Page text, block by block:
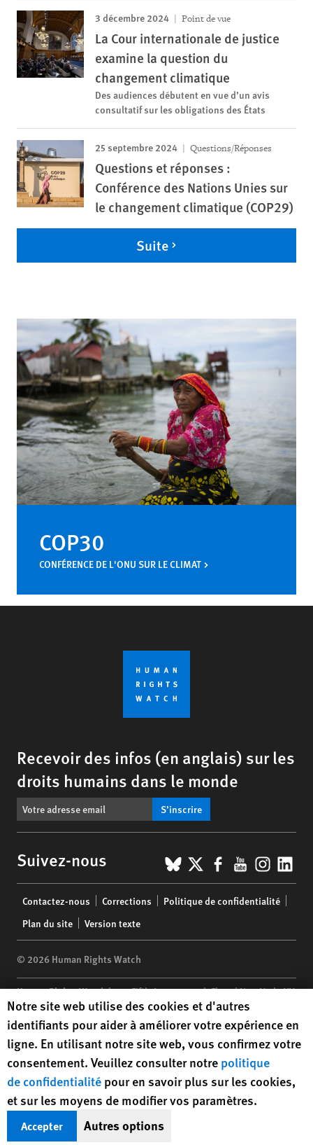
3 décembre 2024 Point de vue
La Cour internationale de justice
examine la question du
changement climatique
Des audiences débutent en vue d’un avis
consultatif sur les obligations des États
25 septembre 2024 Questions/Réponses
Questions et réponses :
Conférence des Nations Unies sur
le changement climatique (COP29)
Suite
COP30
CONFÉRENCE DE L'ONU SUR LE CLIMAT
Recevoir des infos (en anglais) sur les
droits humains dans le monde
S’inscrire
Suivez-nous BlueSky
X Facebook
YouTube
menu
Contactez-nous Corrections
Politique de confidentialité
Plan du site
Version texte
© 2026 Human Rights Watch
Human Rights Watch| 350 Fifth Avenue, 34th Floor | New York,NY
10118-3299USA |t1.212.290.4700
Human Rights Watchis a 501(C)(3) nonprofit registered in the US
under EIN: 13-2875808
Human Rights Watch cookie preferences
Notre site web utilise des cookies et d'autres
identifiants pour aider à améliorer votre expérience en
ligne. En utilisant notre site web, vous confirmez votre
consentement. Veuillez consulter notre politique
de confidentialité pour en savoir plus sur les cookies,
et sur les moyens de modifier vos paramètres.
Accepter Autres options